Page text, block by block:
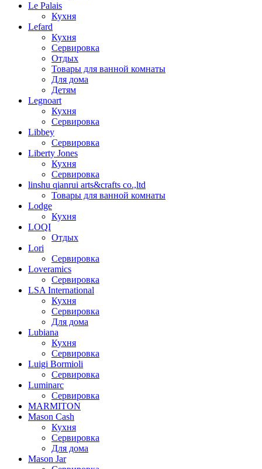
Le Palais
Кухня
Lefard
Кухня
Сервировка
Отдых
Товары для ванной комнаты
Для дома
Детям
Legnoart
Кухня
Сервировка
Libbey
Сервировка
Liberty Jones
Кухня
Сервировка
linshu qianrui arts&crafts co.,ltd
Товары для ванной комнаты
Lodge
Кухня
LOQI
Отдых
Lori
Сервировка
Loveramics
Сервировка
LSA International
Кухня
Сервировка
Для дома
Lubiana
Кухня
Сервировка
Luigi Bormioli
Сервировка
Luminarc
Сервировка
MARMITON
Mason Cash
Кухня
Сервировка
Для дома
Mason Jar